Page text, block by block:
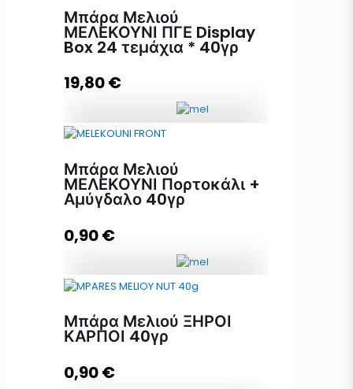
40γρ Display Box 24 τεμάχια *
40γρ ποσότητα
Προσθήκη στο καλάθι
Μπάρα Μελιού
ΜΕΛΕΚΟΥΝΙ ΠΓΕ Display
Box 24 τεμάχια * 40γρ
19,80€
Display Box 24 τεμάχια * 40γρ
ποσότητα
Προσθήκη στο καλάθι
Μπάρα Μελιού
ΜΕΛΕΚΟΥΝΙ Πορτοκάλι +
Αμύγδαλο 40γρ
0,90€
Πορτοκάλι + Αμύγδαλο 40γρ
ποσότητα
Μπάρα Μελιού ΞΗΡΟΙ
ΚΑΡΠΟΙ 40γρ
0,90€